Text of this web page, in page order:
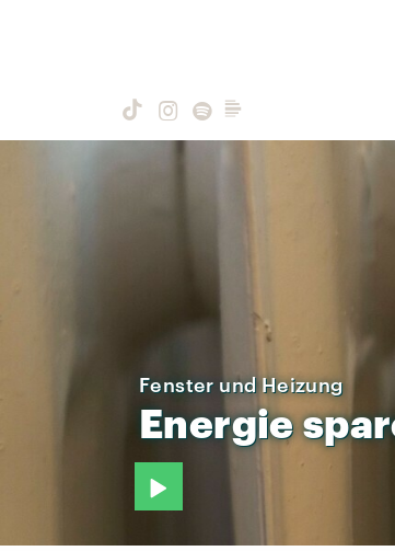
Fenster und Heizung
Energie